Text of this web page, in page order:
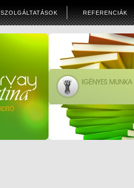
SZOLGÁLTATÁSOK REFERENCIÁK